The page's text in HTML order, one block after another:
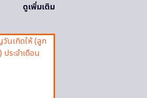
ดูเพิ่มเติม